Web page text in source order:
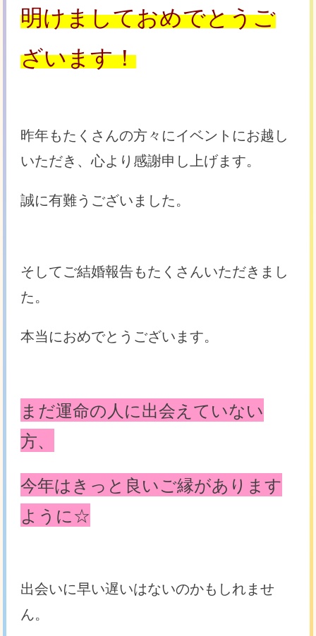
明けましておめでとうご
ざいます！
昨年もたくさんの方々にイベントにお越し
いただき、心より感謝申し上げます。
誠に有難うございました。
そしてご結婚報告もたくさんいただきまし
た。
本当におめでとうございます。
まだ運命の人に出会えていない
方、
今年はきっと良いご縁があります
ように☆
出会いに早い遅いはないのかもしれませ
ん。